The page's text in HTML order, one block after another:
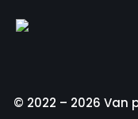
© 2022 – 2026 Van